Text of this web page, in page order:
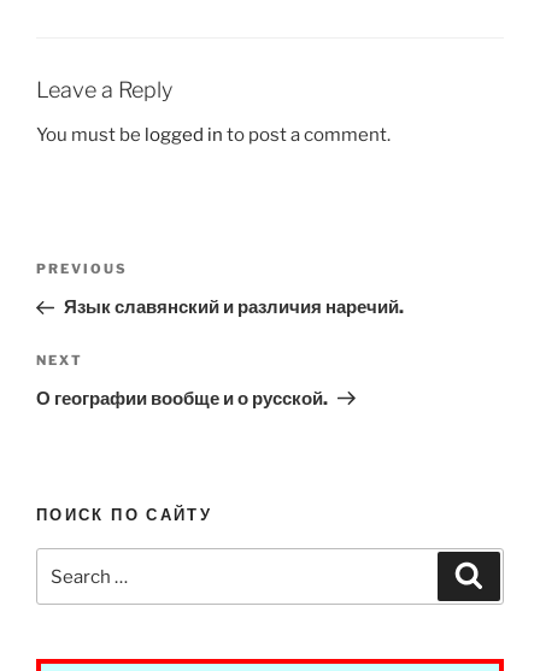
Leave a Reply
You must be logged in to post a comment.
Previous
Post
PREVIOUS
Язык славянский и различия наречий.
Next
Post
NEXT
О географии вообще и о русской.
ПОИСК ПО САЙТУ
for: